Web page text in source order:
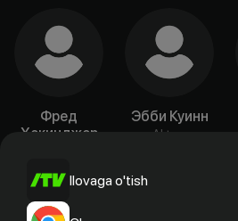
Фред
Хекинджер
Эбби Куинн
Aktyor
Ilovaga o'tish